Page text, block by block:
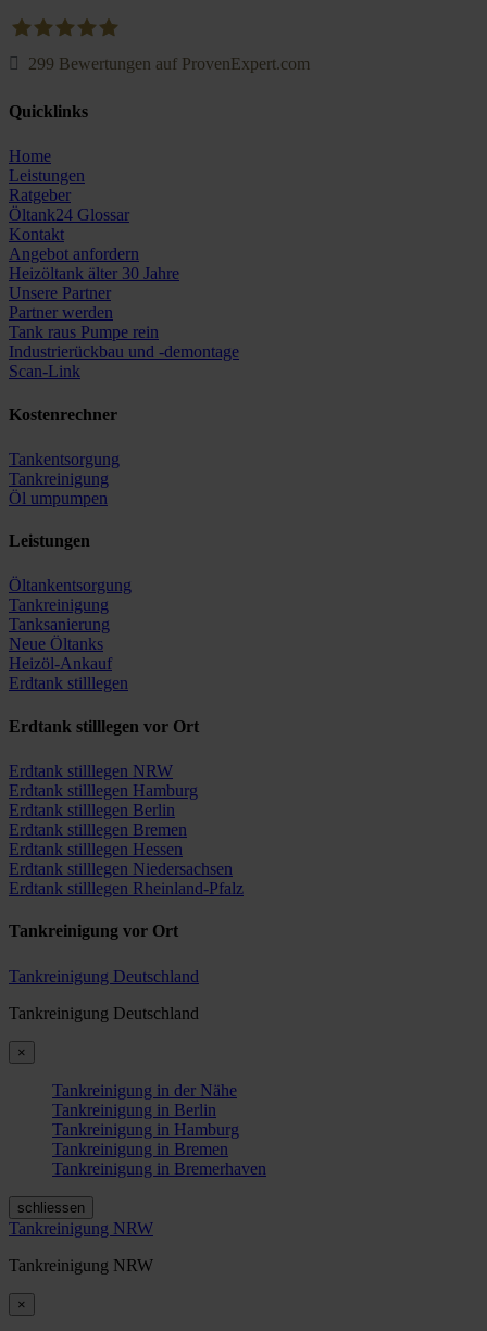
299 Bewertungen auf ProvenExpert.com
Quicklinks
Home
Leistungen
Ratgeber
Öltank24 Glossar
Kontakt
Angebot anfordern
Heizöltank älter 30 Jahre
Unsere Partner
Partner werden
Tank raus Pumpe rein
Industrierückbau und -demontage
Scan-Link
Kostenrechner
Tankentsorgung
Tankreinigung
Öl umpumpen
Leistungen
Öltankentsorgung
Tankreinigung
Tanksanierung
Neue Öltanks
Heizöl-Ankauf
Erdtank stilllegen
Erdtank stilllegen vor Ort
Erdtank stilllegen NRW
Erdtank stilllegen Hamburg
Erdtank stilllegen Berlin
Erdtank stilllegen Bremen
Erdtank stilllegen Hessen
Erdtank stilllegen Niedersachsen
Erdtank stilllegen Rheinland-Pfalz
Tankreinigung vor Ort
Tankreinigung Deutschland
Tankreinigung Deutschland
×
Tankreinigung in der Nähe
Tankreinigung in Berlin
Tankreinigung in Hamburg
Tankreinigung in Bremen
Tankreinigung in Bremerhaven
schliessen
Tankreinigung NRW
Tankreinigung NRW
×